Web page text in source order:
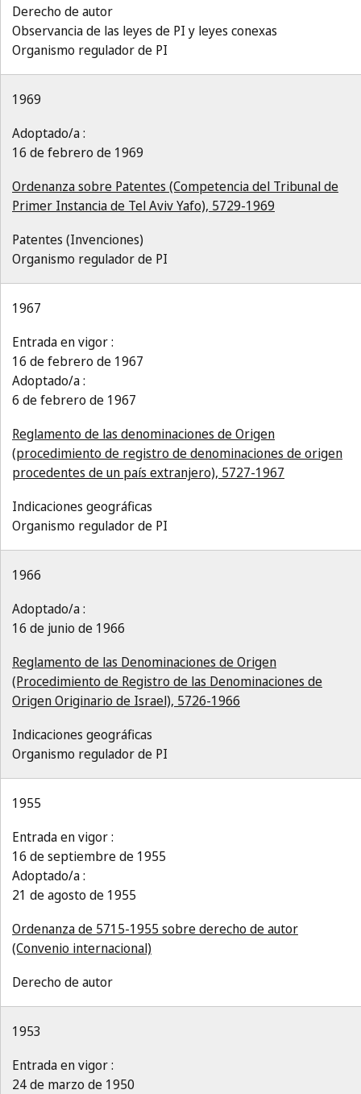
Derecho de autor
Observancia de las leyes de PI y leyes conexas
Organismo regulador de PI
1969
Adoptado/a :
16 de febrero de 1969
Ordenanza sobre Patentes (Competencia del Tribunal de
Primer Instancia de Tel Aviv Yafo), 5729-1969
Patentes (Invenciones)
Organismo regulador de PI
1967
Entrada en vigor :
16 de febrero de 1967
Adoptado/a :
6 de febrero de 1967
Reglamento de las denominaciones de Origen
(procedimiento de registro de denominaciones de origen
procedentes de un país extranjero), 5727-1967
Indicaciones geográficas
Organismo regulador de PI
1966
Adoptado/a :
16 de junio de 1966
Reglamento de las Denominaciones de Origen
(Procedimiento de Registro de las Denominaciones de
Origen Originario de Israel), 5726-1966
Indicaciones geográficas
Organismo regulador de PI
1955
Entrada en vigor :
16 de septiembre de 1955
Adoptado/a :
21 de agosto de 1955
Ordenanza de 5715-1955 sobre derecho de autor
(Convenio internacional)
Derecho de autor
1953
Entrada en vigor :
24 de marzo de 1950